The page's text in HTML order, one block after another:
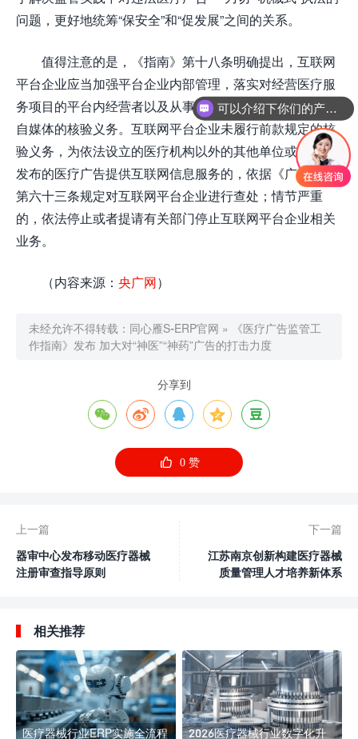
问题，更好地统筹“保安全”和“促发展”之间的关系。
值得注意的是，《指南》第十八条明确提出，互联网
平台企业应当加强平台企业内部管理，落实对经营医疗服
务项目的平台内经营者以及从事医疗服务信息内容生产的
自媒体的核验义务。互联网平台企业未履行前款规定的核
验义务，为依法设立的医疗机构以外的其他单位或者个人
发布的医疗广告提供互联网信息服务的，依据《广告法》
第六十三条规定对互联网平台企业进行查处；情节严重
的，依法停止或者提请有关部门停止互联网平台企业相关
业务。
（内容来源： 央广网）
未经允许不得转载： 同心雁S-ERP官网 »
《医疗广告监管工
作指南》发布 加大对“神医”“神药”广告的打击力度
分享到
    
 0赞
上一篇
器审中心发布移动医疗器械
注册审查指导原则
下一篇
江苏南京创新构建医疗器械
质量管理人才培养新体系
相关推荐
医疗器械行业ERP实施全流程 2026医疗器械行业数字化升
可以介绍下你们的产品么